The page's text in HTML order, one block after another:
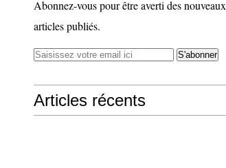
Abonnez-vous pour être averti des nouveaux
articles publiés.
Articles récents